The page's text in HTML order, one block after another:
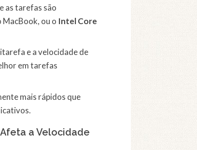
as tarefas são
MacBook, ou o Intel Core
e a velocidade de
em tarefas
mais rápidos que
a Velocidade